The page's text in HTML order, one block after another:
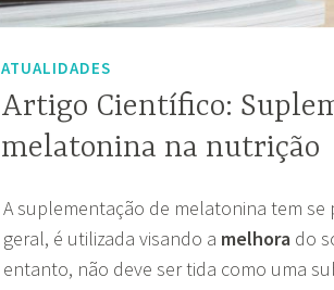
ATUALIDADES
Artigo Científico:
melatonina na nutrição
A suplementação de melatonina tem
geral, é utilizada visando a melhora do
entanto, não deve ser tida como uma